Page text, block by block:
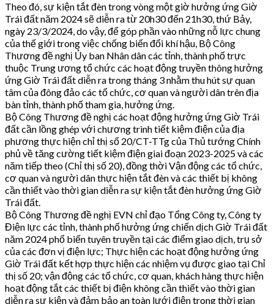
Theo đó, sự kiện tắt đèn trong vòng một giờ hưởng ứng Giờ
Trái đất năm 2024 sẽ diễn ra từ 20h30 đến 21h30, thứ Bảy,
ngày 23/3/2024, do vậy, để góp phần vào những nỗ lực chung
của thế giới trong việc chống biến đổi khí hậu, Bộ Công
Thương đề nghị Ủy ban Nhân dân các tỉnh, thành phố trực
thuộc Trung ương tổ chức các hoạt động truyền thông hưởng
ứng Giờ Trái đất diễn ra trong tháng 3 nhằm thu hút sự quan
tâm của đông đảo các tổ chức, cơ quan và người dân trên địa
bàn tỉnh, thành phố tham gia, hưởng ứng.
Bộ Công Thương đề nghị các hoạt động hưởng ứng Giờ Trái
đất cần lồng ghép với chương trình tiết kiệm điện của địa
phương thực hiện chỉ thị số 20/CT-TTg của Thủ tướng Chính
phủ về tăng cường tiết kiệm điện giai đoạn 2023-2025 và các
năm tiếp theo (Chỉ thị số 20), đồng thời Vận động các tổ chức,
cơ quan và người dân thực hiện tắt đèn và các thiết bị không
cần thiết vào thời gian diễn ra sự kiện tắt đèn hưởng ứng Giờ
Trái đất.
Bộ Công Thương đề nghị EVN chỉ đạo Tổng Công ty, Công ty
Điện lực các tỉnh, thành phố hưởng ứng chiến dịch Giờ Trái đất
năm 2024 phổ biến tuyên truyền tại các điểm giao dịch, trụ sở
của các đơn vị điện lực; Thực hiện các hoạt động hưởng ứng
Giờ Trái đất kết hợp thực hiện các nhiệm vụ được giao tại Chỉ
thị số 20; vận động các tổ chức, cơ quan, khách hàng thực hiện
hoạt động tắt các thiết bị điện không cần thiết vào thời gian
diễn ra sự kiện và đảm bảo an toàn lưới điện trong thời gian